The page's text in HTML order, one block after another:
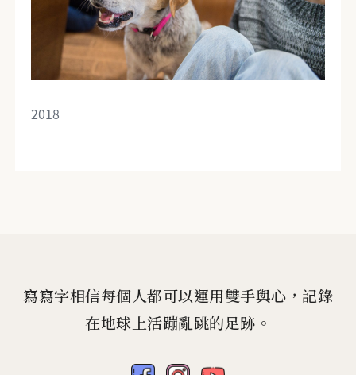
2018
寫寫字相信每個人都可以運用雙手與心，記錄
在地球上活蹦亂跳的足跡。